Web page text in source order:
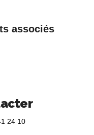
associés
24 10